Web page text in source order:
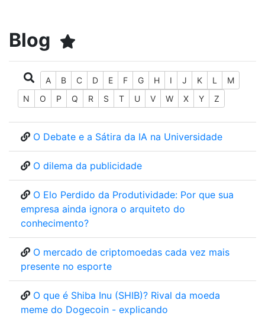
Blog
A B C D E F G H I J K L
M
N
O P Q R S T U V W X Y Z
O Debate e a Sátira da IA na Universidade
O dilema da publicidade
O Elo Perdido da Produtividade: Por que sua
empresa ainda ignora o arquiteto do
conhecimento?
O mercado de criptomoedas cada vez mais
presente no esporte
O que é Shiba Inu (SHIB)? Rival da moeda
meme do Dogecoin - explicando